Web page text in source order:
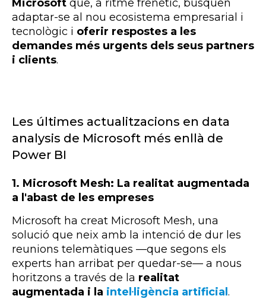
Microsoft que, a ritme frenètic, busquen
adaptar-se al nou ecosistema empresarial i
tecnològic i oferir respostes a les
demandes més urgents dels seus partners
i clients.
Les últimes actualitzacions en data
analysis de Microsoft més enllà de
Power BI
1. Microsoft Mesh: La realitat augmentada
a l'abast de les empreses
Microsoft ha creat Microsoft Mesh, una
solució que neix amb la intenció de dur les
reunions telemàtiques —que segons els
experts han arribat per quedar-se— a nous
horitzons a través de la realitat
augmentada i la intel·ligència artificial .